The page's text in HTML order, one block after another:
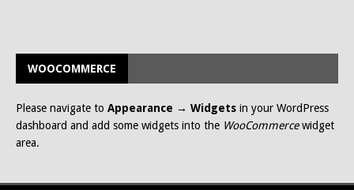
WOOCOMMERCE
Please navigate to Appearance → Widgets in your WordPress
dashboard and add some widgets into the WooCommercewidget
area.